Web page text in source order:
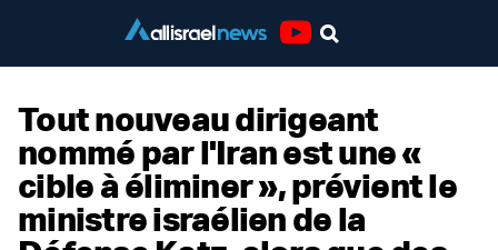
Tout nouveau dirigeant
nommé par l'Iran est une «
cible à éliminer », prévient le
ministre israélien de la